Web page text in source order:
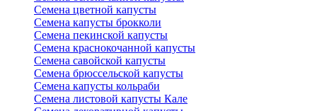
Семена цветной капусты
Семена капусты брокколи
Семена пекинской капусты
Семена краснокочанной капусты
Семена савойской капусты
Семена брюссельской капусты
Семена капусты кольраби
Семена листовой капусты Кале